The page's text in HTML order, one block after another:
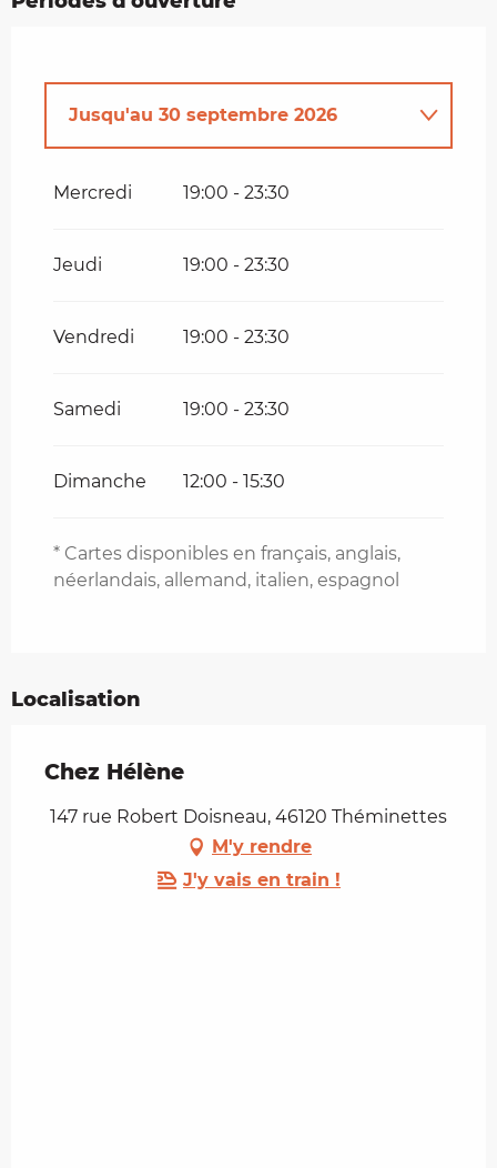
Jusqu'au 30 septembre 2026
Mercredi 19:00 - 23:30
Jeudi 19:00 - 23:30
Vendredi 19:00 - 23:30
Samedi 19:00 - 23:30
Dimanche 12:00 - 15:30
* Cartes disponibles en français, anglais,
néerlandais, allemand, italien, espagnol
Localisation
Chez Hélène
147 rue Robert Doisneau, 46120 Théminettes
M'y rendre
J'y vais en train !